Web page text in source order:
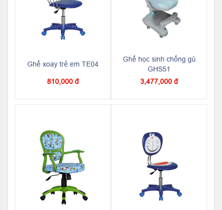
Ghế xoay trẻ em TE04
810,000 đ
Ghế học sinh chống gù
GHS51
3,477,000 đ